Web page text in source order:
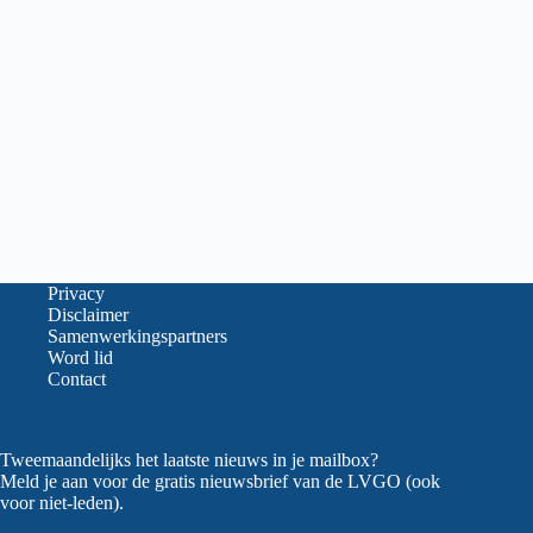
Privacy
Disclaimer
Samenwerkingspartners
Word lid
Contact
Tweemaandelijks het laatste nieuws in je mailbox?
Meld je aan voor de gratis nieuwsbrief van de LVGO (ook
voor niet-leden).